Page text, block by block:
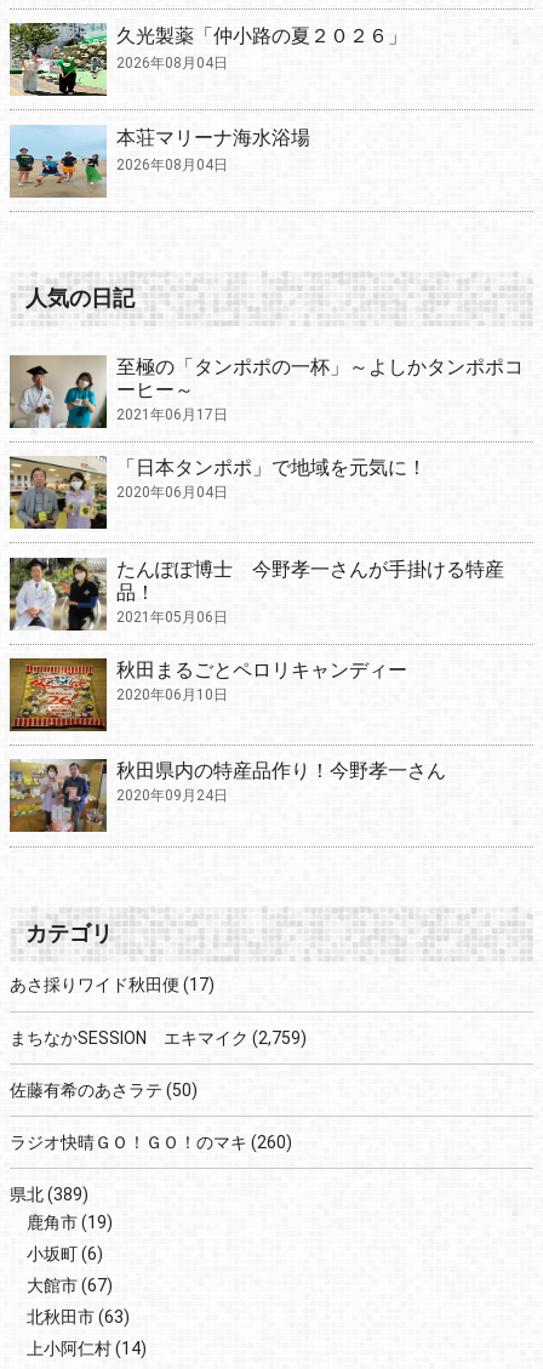
久光製薬「仲小路の夏２０２６」
2026年08月04日
本荘マリーナ海水浴場
2026年08月04日
人気の日記
至極の「タンポポの一杯」～よしかタンポポコ
ーヒー～
2021年06月17日
「日本タンポポ」で地域を元気に！
2020年06月04日
たんぽぽ博士 今野孝一さんが手掛ける特産
品！
2021年05月06日
秋田まるごとペロリキャンディー
2020年06月10日
秋田県内の特産品作り！今野孝一さん
2020年09月24日
カテゴリ
あさ採りワイド秋田便 (17)
まちなかSESSION エキマイク (2,759)
佐藤有希のあさラテ (50)
ラジオ快晴ＧＯ！ＧＯ！のマキ (260)
県北(389)
鹿角市(19)
小坂町(6)
大館市(67)
北秋田市(63)
上小阿仁村(14)